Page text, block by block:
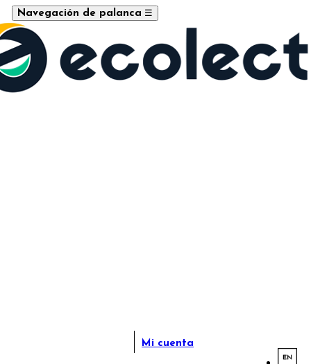
Navegación de palanca ☰
Mi cuenta